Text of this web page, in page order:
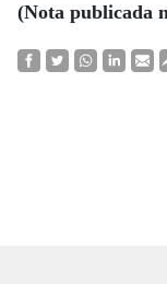
(Nota publicada